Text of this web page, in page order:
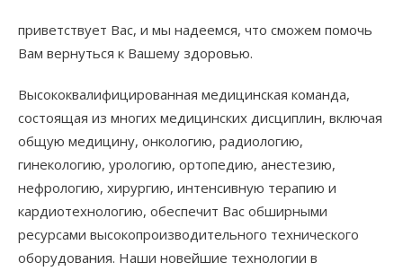
приветствует Вас, и мы надеемся, что сможем помочь
Вам вернуться к Вашему здоровью.
Высококвалифицированная медицинская команда,
состоящая из многих медицинских дисциплин, включая
общую медицину, онкологию, радиологию,
гинекологию, урологию, ортопедию, анестезию,
нефрологию, хирургию, интенсивную терапию и
кардиотехнологию, обеспечит Вас обширными
ресурсами высокопроизводительного технического
оборудования. Наши новейшие технологии в